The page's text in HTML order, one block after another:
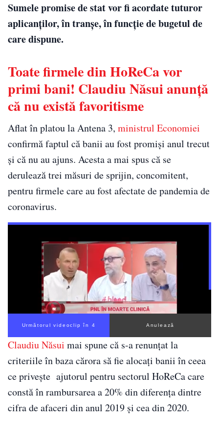
Sumele promise de stat vor fi acordate tuturor
aplicanților, în tranșe, în funcție de bugetul de
care dispune.
Toate firmele din HoReCa vor
primi bani! Claudiu Năsui anunță
că nu există favoritisme
Aflat în platou la Antena 3, ministrul Economiei
confirmă faptul că banii au fost promiși anul trecut
și că nu au ajuns. Acesta a mai spus că se
derulează trei măsuri de sprijin, concomitent,
pentru firmele care au fost afectate de pandemia de
coronavirus.
Următorul videoclip în 3 Anulează
Claudiu Năsui mai spune că s-a renunțat la
criteriile în baza cărora să fie alocați banii în ceea
ce privește ajutorul pentru sectorul HoReCa care
constă în rambursarea a 20% din diferenţa dintre
cifra de afaceri din anul 2019 şi cea din 2020.